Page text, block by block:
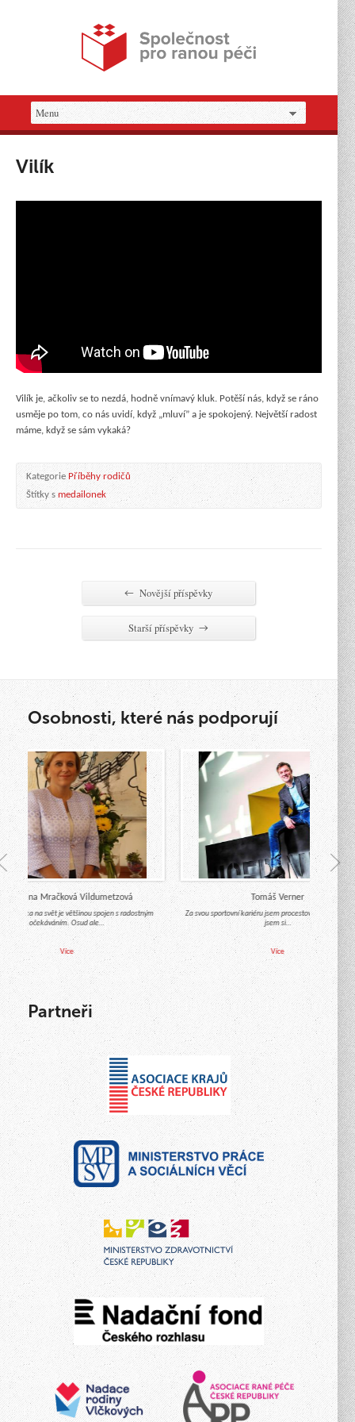
Vilík
Vilík je, ačkoliv se to nezdá, hodně vnímavý kluk. Potěší nás, když se ráno
usměje po tom, co nás uvidí, když „mluví” a je spokojený. Největší radost
máme, když se sám vykaká?
Kategorie Příběhy rodičů
Štítky s medailonek
← Novější příspěvky
Starší příspěvky →
Osobnosti, které nás podporují
Jana Mračková Vildumetzová
na svět je většinou spojen s radostným
očekáváním. Osud ale…
Více
Tomáš Verner
Za svou sportovní kariéru jsem procestoval celý svět a
jsem si…
Více
Partneři